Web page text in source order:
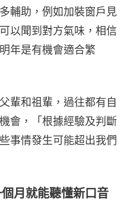
輔助，例如加裝窗戶見
以聞到對方氣味，相信
年是有機會適合繁
輩和祖輩，過往都有自
會，「根據經驗及判斷
事情發生可能超出我們
月就能聽懂新口音